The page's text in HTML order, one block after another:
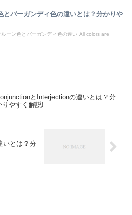
とバーガンディ色の違いとは？分かりや
ルーン色とバーガンディ色の違い All colors are
とInterjectionの違いとは？分
りやすく解説!
いとは？分